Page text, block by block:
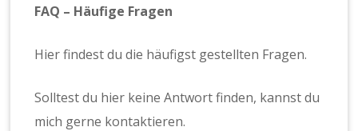
FAQ – Häufige Fragen
Hier findest du die häufigst gestellten Fragen.
Solltest du hier keine Antwort finden, kannst du
mich gerne kontaktieren.